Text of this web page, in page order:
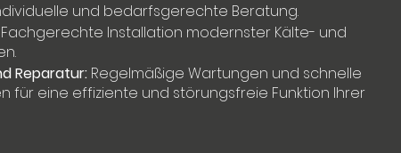
und bedarfsgerechte Beratung.
Fachgerechte Installation modernster Kälte- und
Reparatur: Regelmäßige Wartungen und schnelle
für eine effiziente und störungsfreie Funktion Ihrer